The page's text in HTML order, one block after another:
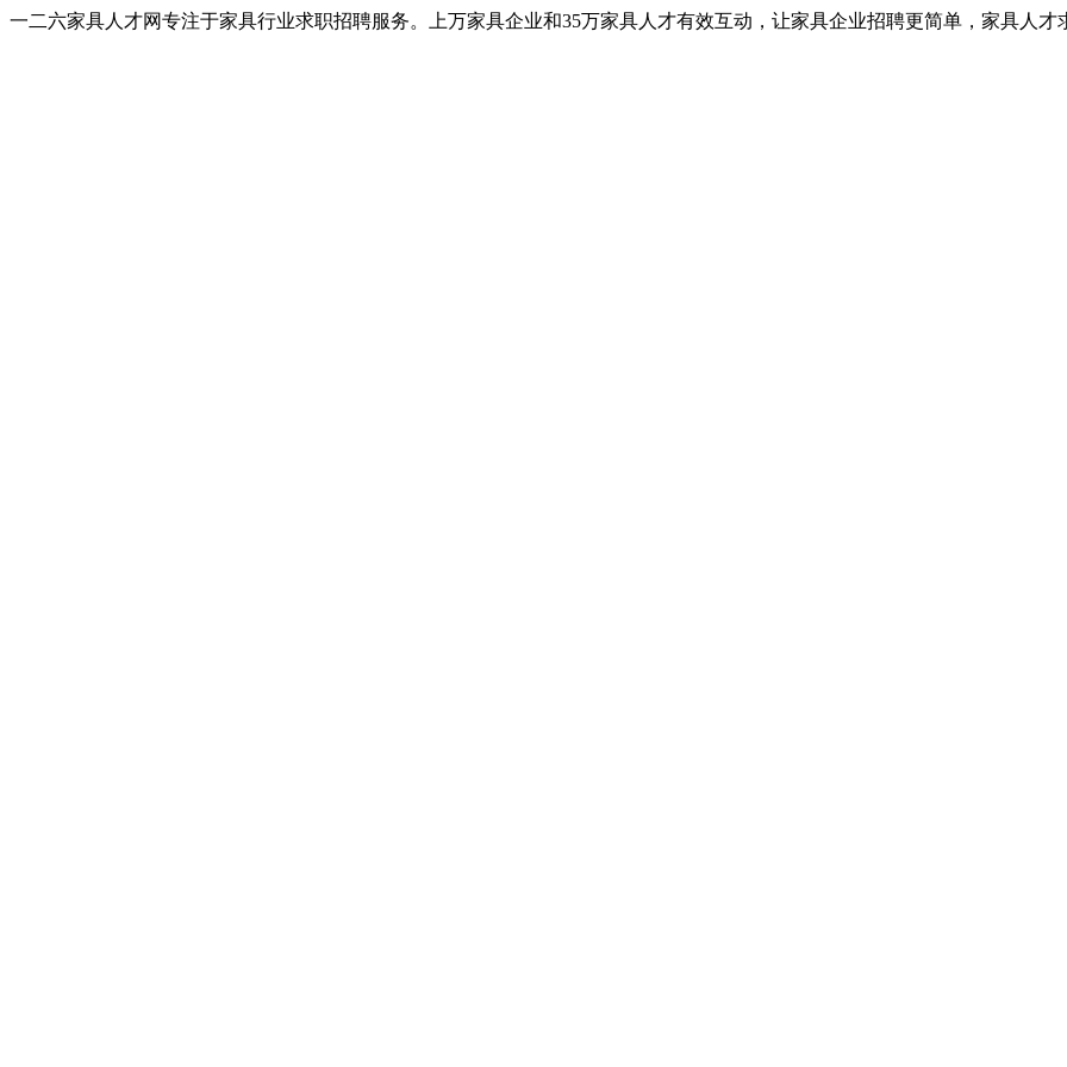
一二六家具人才网专注于家具行业求职招聘服务。上万家具企业和35万家具人才有效互动，让家具企业招聘更简单，家具人才